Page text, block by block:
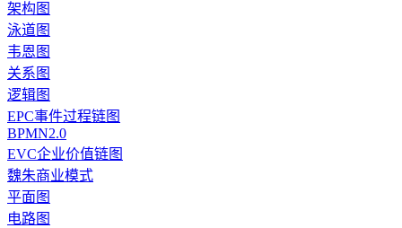
架构图
泳道图
韦恩图
关系图
逻辑图
EPC事件过程链图
BPMN2.0
EVC企业价值链图
魏朱商业模式
平面图
电路图